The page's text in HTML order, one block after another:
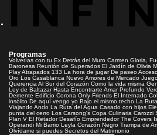
Programas
Volverías con tu Ex Detrás del Muro Carmen Gloria,
Baronesa Reunión de Superados El Jardín de Olivia
PlayAtrapados 133 La hora de jugar De paseo
Oro Los Casablanca Nuevo Amores de Mercado
QuerenciaAl Sur del Corazón Como la vida misma
Ley de Baltazar Hasta Encontrarte Amar Profundo
Demente Edificio Corona Only Friends El Internado
insólito De aquí vengo yo Bajo el mismo techo La
Viajando Ando La Ruta del Agua Casado con hijos
punta del cerro Los Carsong's Copa Culinaria Carozzi
Plan V El Retador Desafío Emprendedor The Covers
Operandi Mi Barrio Leyla Corazón Negro Trampa de
Olvídame si puedes Secretos del Matrimonio